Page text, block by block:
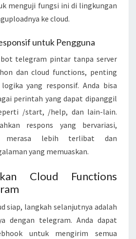
N
T
O
S
menguji fungsi ini di lingkungan
ke cloud.
untuk Pengguna
telegram pintar tanpa server
dan cloud functions, penting
yang responsif. Anda bisa
perintah yang dapat dipanggil
/start, /help, dan lain-lain.
respons yang bervariasi,
merasa lebih terlibat dan
yang memuaskan.
Cloud Functions
siap, langkah selanjutnya adalah
dengan telegram. Anda dapat
untuk mengirim semua